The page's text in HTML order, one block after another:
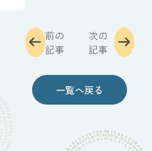
前の
記事
一覧へ戻る
次の
記事